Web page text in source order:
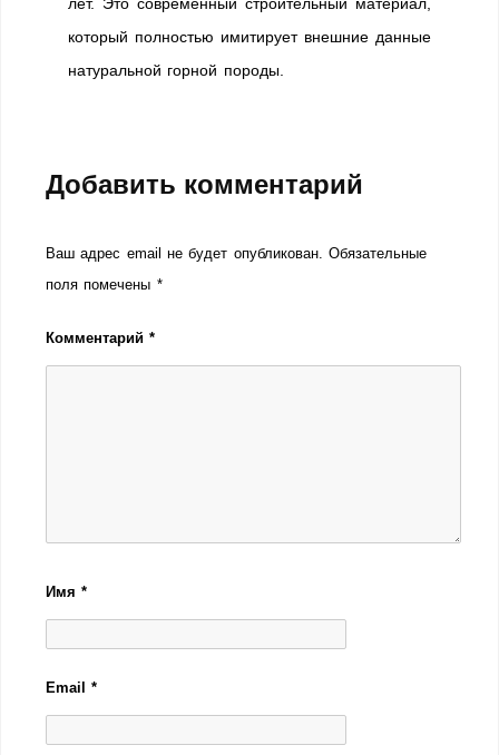
который полностью имитирует внешние данные
натуральной горной породы.
Добавить комментарий
Ваш адрес email не будет опубликован. Обязательные
поля помечены *
Комментарий*
Имя*
Email*